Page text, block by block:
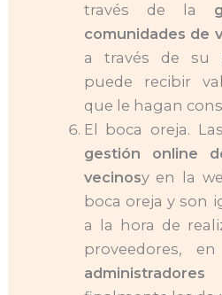
través de la
comunidades de
a través de su
puede recibir
que le hagan
El boca oreja.
gestión online
vecinosy en la
boca oreja y son
a la hora de
proveedores,